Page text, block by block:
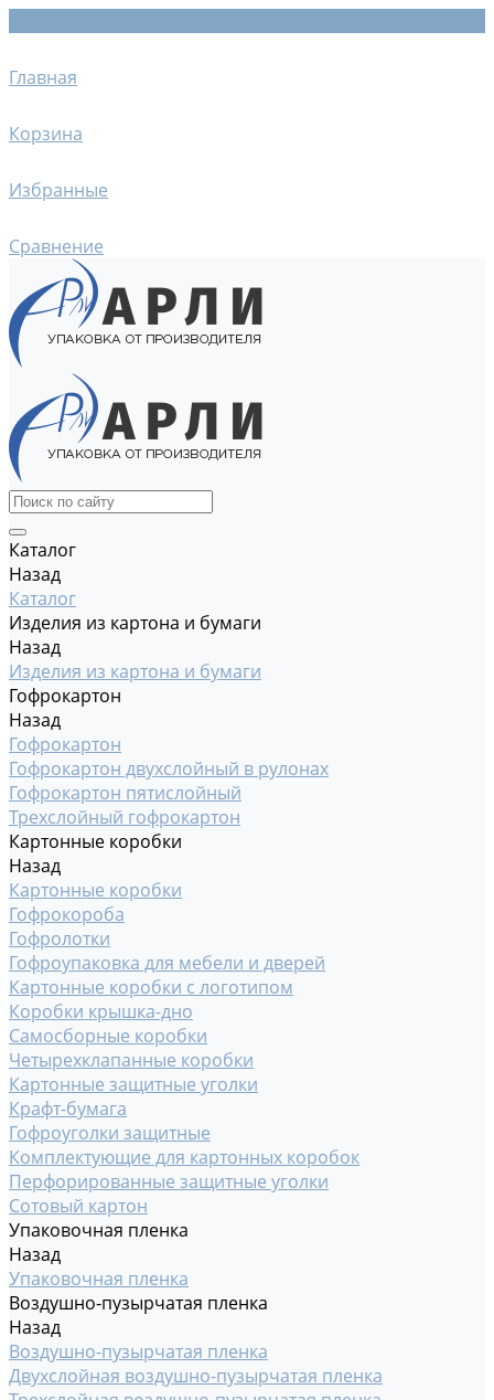
Главная
Корзина
Избранные
Сравнение
Каталог
Назад
Каталог
Изделия из картона и бумаги
Назад
Изделия из картона и бумаги
Гофрокартон
Назад
Гофрокартон
Гофрокартон двухслойный в рулонах
Гофрокартон пятислойный
Трехслойный гофрокартон
Картонные коробки
Назад
Картонные коробки
Гофрокороба
Гофролотки
Гофроупаковка для мебели и дверей
Картонные коробки с логотипом
Коробки крышка-дно
Самосборные коробки
Четырехклапанные коробки
Картонные защитные уголки
Крафт-бумага
Гофроуголки защитные
Комплектующие для картонных коробок
Перфорированные защитные уголки
Сотовый картон
Упаковочная пленка
Назад
Упаковочная пленка
Воздушно-пузырчатая пленка
Назад
Воздушно-пузырчатая пленка
Двухслойная воздушно-пузырчатая пленка